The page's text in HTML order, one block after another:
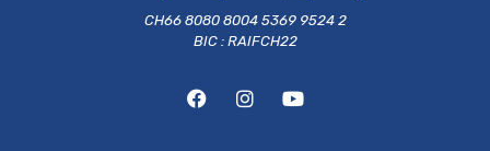
CH66 8080 8004 5369 9524 2
BIC : RAIFCH22